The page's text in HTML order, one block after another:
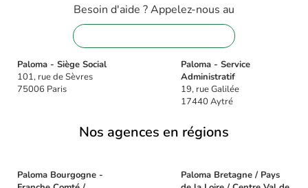
Besoin d'aide ? Appelez-nous au
Paloma - Siège Social
101, rue de Sèvres
75006 Paris
Paloma - Service
Administratif
19, rue Galilée
17440 Aytré
Nos agences en régions
Paloma Bourgogne -
Paloma Bretagne / Pays